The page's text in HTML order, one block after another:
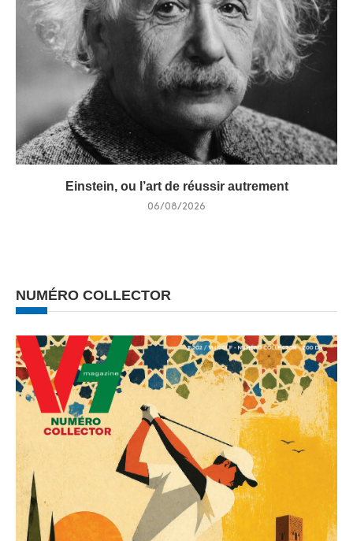
Einstein, ou l’art de réussir autrement
06/08/2026
NUMÉRO COLLECTOR